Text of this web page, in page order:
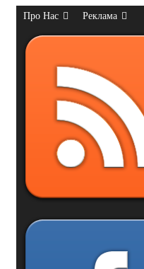
Про Нас Реклама